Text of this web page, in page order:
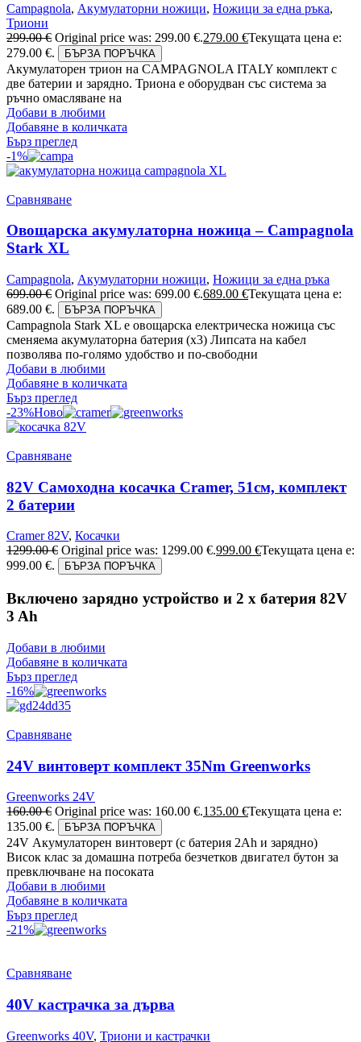
Campagnola, Акумулаторни ножици, Ножици за една ръка,
Триони
299.00€ Original price was: 299.00 €.279.00 €Текущата цена е:
279.00 €.
БЪРЗА ПОРЪЧКА
Акумулаторен трион на CAMPAGNOLA ITALY комплект с
две батерии и зарядно. Триона е оборудван със система за
ръчно омасляване на
Добави в любими
Добавяне в количката
Бърз преглед
-1%
Сравняване
Овощарска акумулаторна ножица – Campagnola
Stark XL
Campagnola, Акумулаторни ножици, Ножици за една ръка
699.00€ Original price was: 699.00 €.689.00 €Текущата цена е:
689.00 €.
БЪРЗА ПОРЪЧКА
Campagnola Stark XL е овощарска електрическа ножица със
сменяема акумулаторна батерия (х3) Липсата на кабел
позволява по-голямо удобство и по-свободни
Добави в любими
Добавяне в количката
Бърз преглед
-23%Ново
Сравняване
82V Самоходна косачка Cramer, 51см, комплект
2 батерии
Cramer 82V, Косачки
1299.00€ Original price was: 1299.00 €.999.00 €Текущата цена е:
999.00 €.
БЪРЗА ПОРЪЧКА
Включено зарядно устройство и 2 x батерия 82V
3 Ah
Добави в любими
Добавяне в количката
Бърз преглед
-16%
Сравняване
24V винтоверт комплект 35Nm Greenworks
Greenworks 24V
160.00€ Original price was: 160.00 €.135.00 €Текущата цена е:
135.00 €.
БЪРЗА ПОРЪЧКА
24V Акумулаторен винтоверт (с батерия 2Аh и зарядно)
Висок клас за домашна потреба безчетков двигател бутон за
превключване на посоката
Добави в любими
Добавяне в количката
Бърз преглед
-21%
Сравняване
40V кастрачка за дърва
Greenworks 40V, Триони и кастрачки